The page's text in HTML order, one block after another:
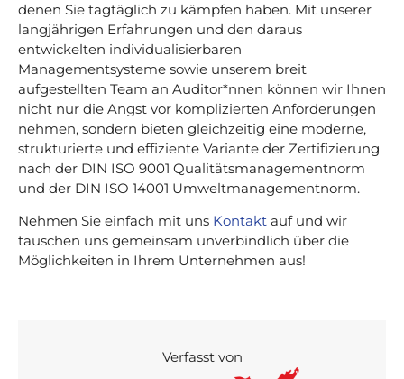
Verfasst von
denen Sie tagtäglich zu kämpfen haben. Mit unserer
langjährigen Erfahrungen und den daraus
entwickelten individualisierbaren
Managementsysteme sowie unserem breit
aufgestellten Team an Auditor*nnen können wir Ihnen
nicht nur die Angst vor komplizierten Anforderungen
nehmen, sondern bieten gleichzeitig eine moderne,
strukturierte und effiziente Variante der Zertifizierung
nach der DIN ISO 9001 Qualitätsmanagementnorm
und der DIN ISO 14001 Umweltmanagementnorm.
Nehmen Sie einfach mit uns Kontakt auf und wir
tauschen uns gemeinsam unverbindlich über die
Möglichkeiten in Ihrem Unternehmen aus!